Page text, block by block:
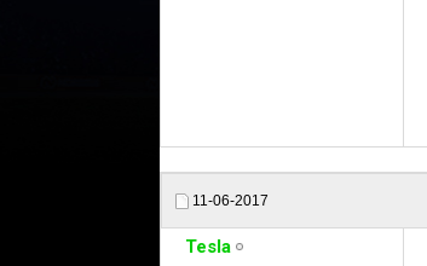
11-06-2017
Tesla